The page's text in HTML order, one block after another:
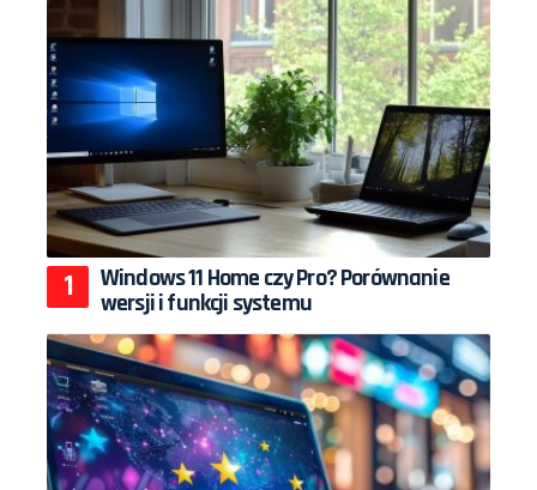
Windows 11 Home czy Pro? Porównanie
wersji i funkcji systemu